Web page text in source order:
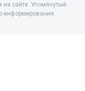
на сайте. Упомянутый
информирования.